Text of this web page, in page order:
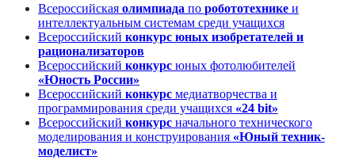
Всероссийская олимпиада по робототехнике и
интеллектуальным системам среди учащихся
Всероссийский конкурс юных изобретателей и
рационализаторов
Всероссийский конкурс юных фотолюбителей
«Юность России»
Всероссийский конкурс медиатворчества и
программирования среди учащихся «24 bit»
Всероссийский конкурс начального технического
моделирования и конструирования «Юный техник-
моделист»